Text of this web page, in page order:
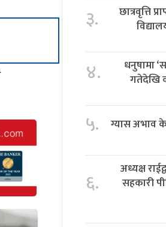
३.
छात्रवृत्ति
४.
धनुषामा
गतेदेखि
५. ग्यास अभाव
६.
अध्यक्ष
सहकारी